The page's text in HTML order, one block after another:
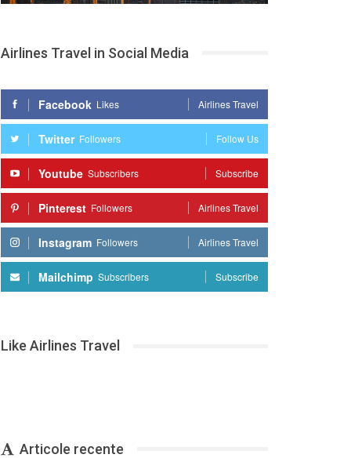
Airlines Travel in Social Media
Facebook Likes Airlines Travel
Twitter Followers Follow Us
Youtube Subscribers Subscribe
Pinterest Followers Airlines Travel
Instagram Followers Airlines Travel
Mailchimp Subscribers Subscribe
Like Airlines Travel
Articole recente